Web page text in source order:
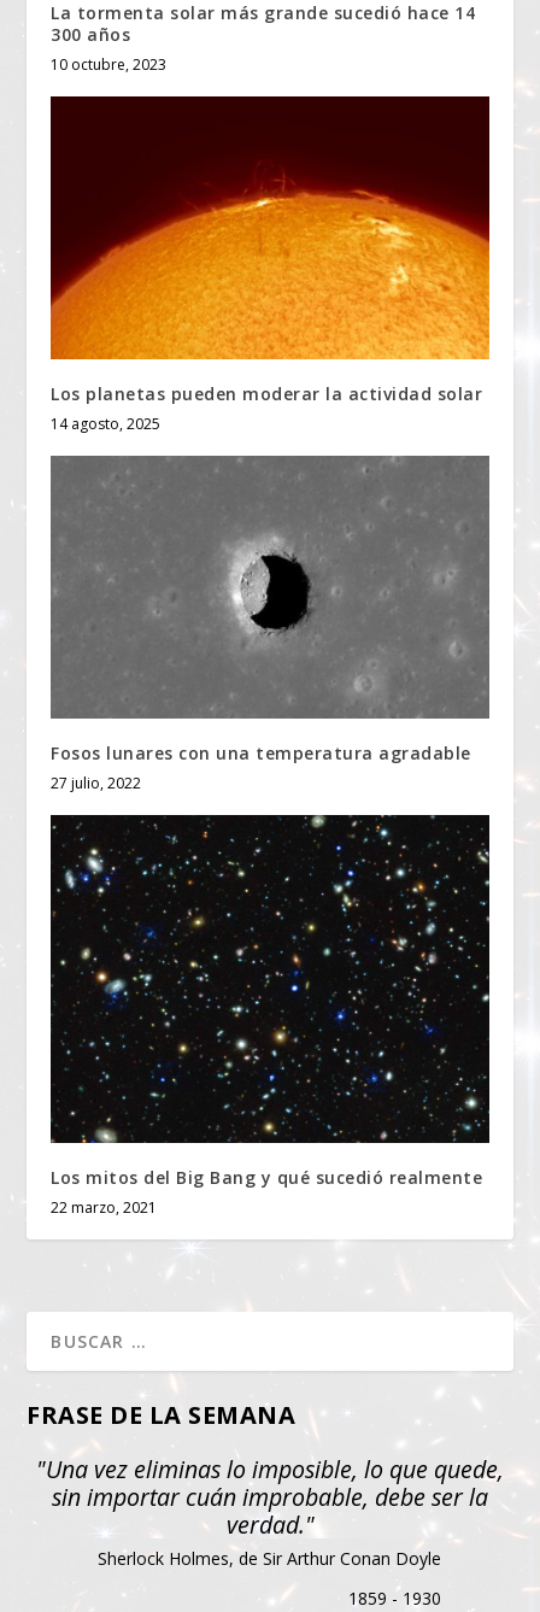
La tormenta solar más grande sucedió hace 14
300 años
10 octubre, 2023
Los planetas pueden moderar la actividad solar
14 agosto, 2025
Fosos lunares con una temperatura agradable
27 julio, 2022
Los mitos del Big Bang y qué sucedió realmente
22 marzo, 2021
FRASE DE LA SEMANA
"Una vez eliminas lo imposible, lo que quede,
sin importar cuán improbable, debe ser la
verdad."
Sherlock Holmes, de Sir Arthur Conan Doyle
1859 - 1930